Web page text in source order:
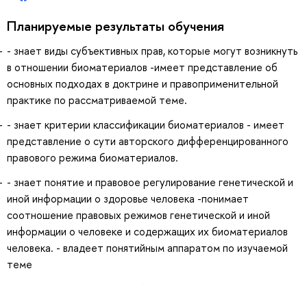
Планируемые результаты обучения
- знает виды субъективных прав, которые могут возникнуть
в отношении биоматериалов -имеет представление об
основных подходах в доктрине и правоприменительной
практике по рассматриваемой теме.
- знает критерии классификации биоматериалов - имеет
представление о сути авторского дифференцированного
правового режима биоматериалов.
- знает понятие и правовое регулирование генетической и
иной информации о здоровье человека -понимает
соотношение правовых режимов генетической и иной
информации о человеке и содержащих их биоматериалов
человека. - владеет понятийным аппаратом по изучаемой
теме